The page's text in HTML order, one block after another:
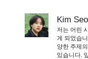
Kim
저는 어린
게 되었습
양한 주제
있습니다.